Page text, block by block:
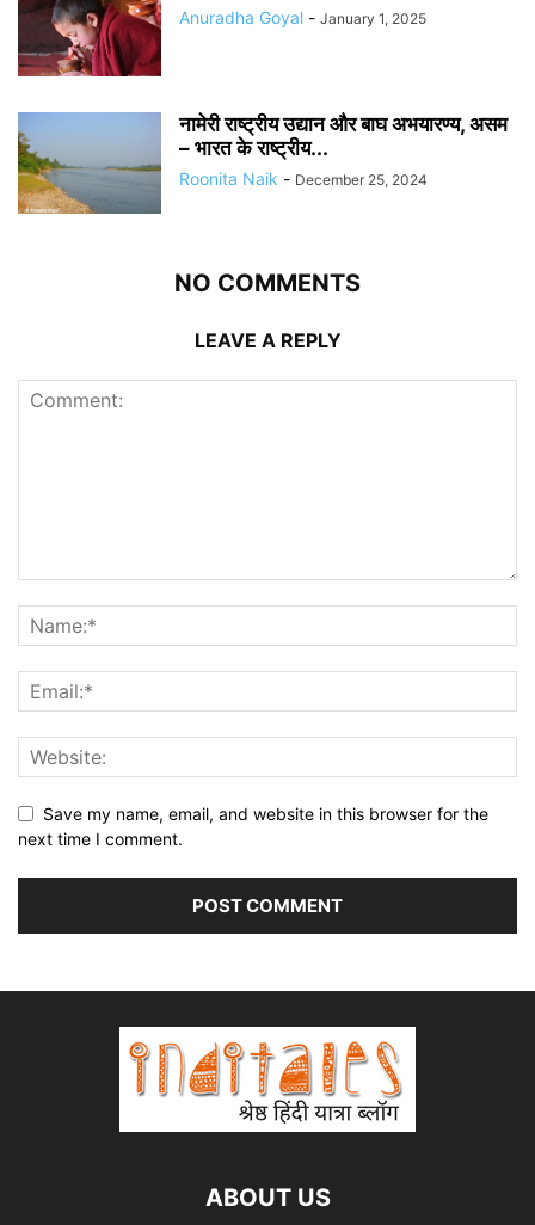
Anuradha Goyal - January 1, 2025
नामेरी राष्ट्रीय उद्यान और बाघ अभयारण्य, असम
– भारत के राष्ट्रीय...
Roonita Naik - December 25, 2024
NO COMMENTS
LEAVE A REPLY
Save my name, email, and website in this browser for the
next time I comment.
ABOUT US